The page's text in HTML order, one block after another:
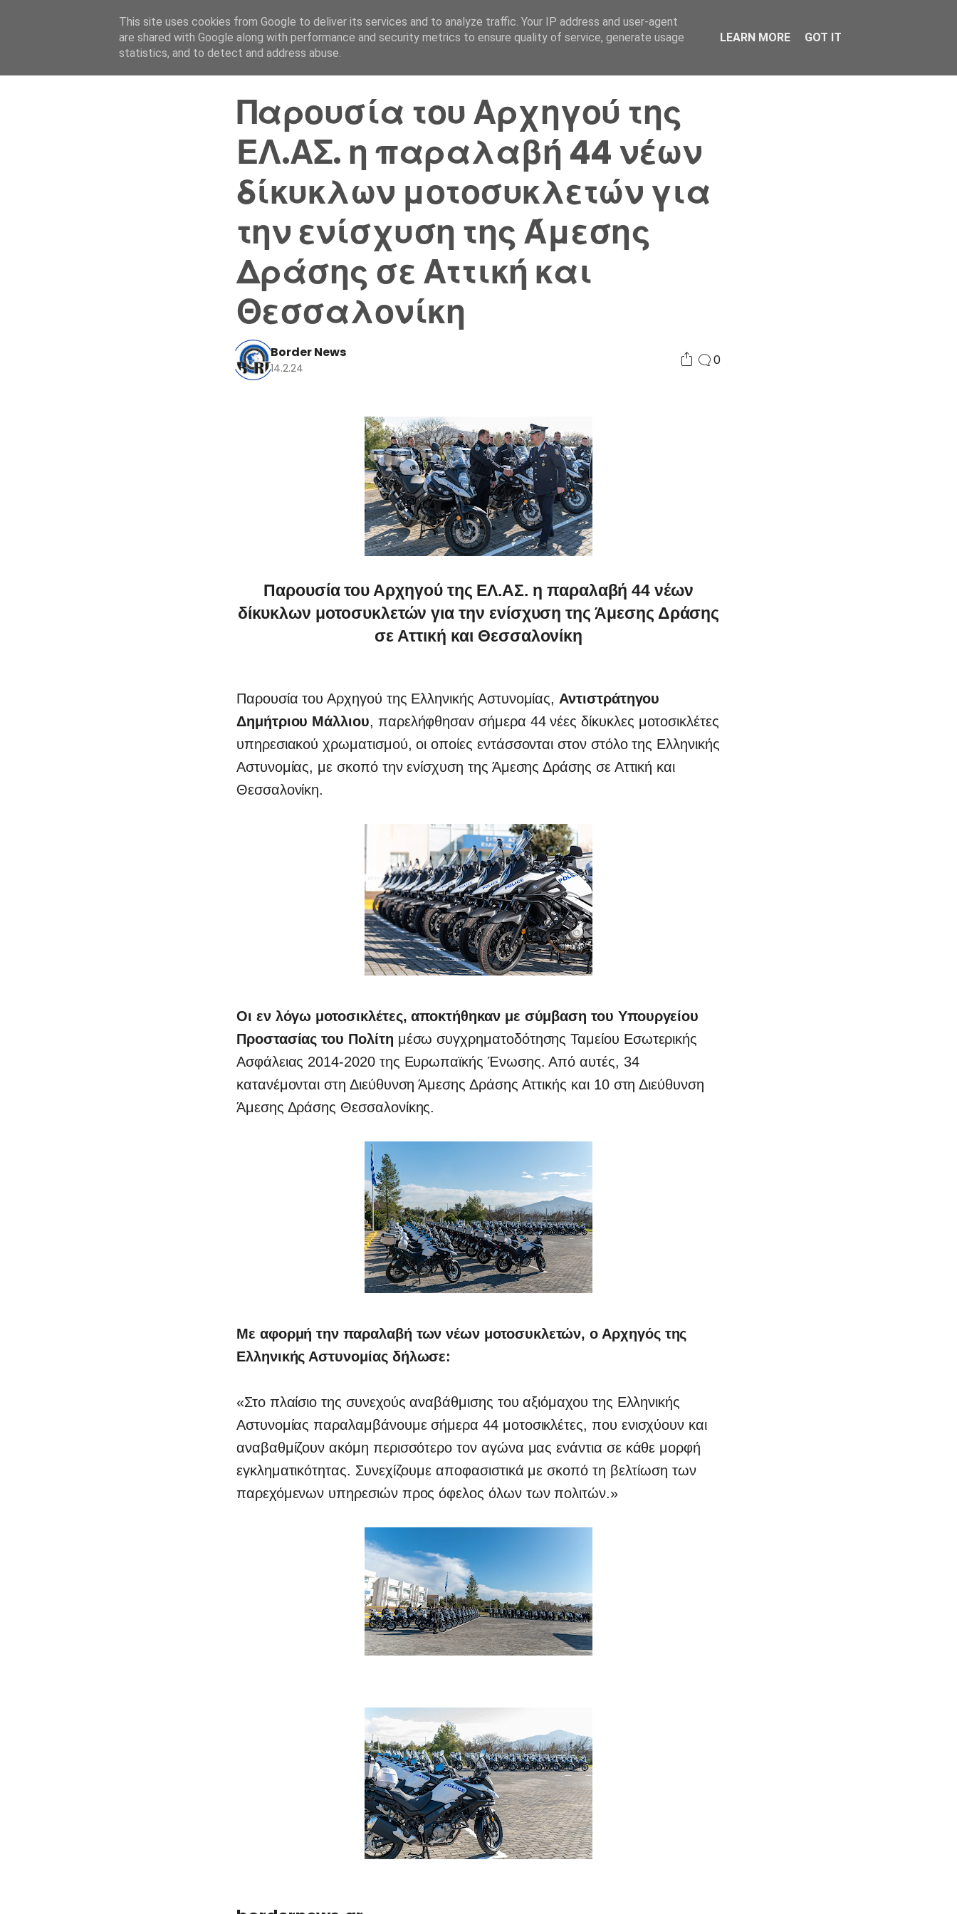
Αρχική Σελίδα Ελλάδα Συνδικαλισμός Σ.Α. Επικοινωνία Κόσμος
Παρουσία του Αρχηγού της
ΕΛ.ΑΣ. η παραλαβή 44 νέων
δίκυκλων μοτοσυκλετών για
την ενίσχυση της Άμεσης
Δράσης σε Αττική και
Θεσσαλονίκη
Border News
14.2.24
0
Παρουσία του Αρχηγού της ΕΛ.ΑΣ. η παραλαβή 44 νέων
δίκυκλων μοτοσυκλετών για την ενίσχυση της Άμεσης Δράσης
σε Αττική και Θεσσαλονίκη
Παρουσία του Αρχηγού της Ελληνικής Αστυνομίας, Αντιστράτηγου
Δημήτριου Μάλλιου, παρελήφθησαν σήμερα 44 νέες δίκυκλες μοτοσικλέτες
υπηρεσιακού χρωματισμού, οι οποίες εντάσσονται στον στόλο της Ελληνικής
Αστυνομίας, με σκοπό την ενίσχυση της Άμεσης Δράσης σε Αττική και
Θεσσαλονίκη.
Οι εν λόγω μοτοσικλέτες, αποκτήθηκαν με σύμβαση του Υπουργείου
Προστασίας του Πολίτη μέσω συγχρηματοδότησης Ταμείου Εσωτερικής
Ασφάλειας 2014-2020 της Ευρωπαϊκής Ένωσης. Από αυτές, 34
κατανέμονται στη Διεύθυνση Άμεσης Δράσης Αττικής και 10 στη Διεύθυνση
Άμεσης Δράσης Θεσσαλονίκης.
Με αφορμή την παραλαβή των νέων μοτοσυκλετών, ο Αρχηγός της
Ελληνικής Αστυνομίας δήλωσε:
«Στο πλαίσιο της συνεχούς αναβάθμισης του αξιόμαχου της Ελληνικής
Αστυνομίας παραλαμβάνουμε σήμερα 44 μοτοσικλέτες, που ενισχύουν και
αναβαθμίζουν ακόμη περισσότερο τον αγώνα μας ενάντια σε κάθε μορφή
εγκληματικότητας. Συνεχίζουμε αποφασιστικά με σκοπό τη βελτίωση των
παρεχόμενων υπηρεσιών προς όφελος όλων των πολιτών.»
This site uses cookies from Google to deliver its services and to analyze traffic. Your IP address and user-agent
are shared with Google along with performance and security metrics to ensure quality of service, generate usage
statistics, and to detect and address abuse.
LEARN MORE GOT IT